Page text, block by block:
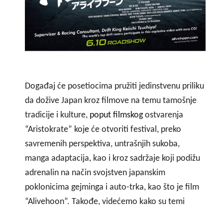
Događaj će posetiocima pružiti jedinstvenu priliku
da dožive Japan kroz filmove na temu tamošnje
tradicije i kulture, poput filmskogostvarenja
“Aristokrate” koje će otvoriti festival, preko
savremenih perspektiva, untrašnjih sukoba,
manga adaptacija, kao i kroz sadržaje koji podižu
adrenalin na način svojstven japanskim
poklonicima gejminga i auto-trka, kao što je film
“Alivehoon”. Takođe, videćemo kako su temi